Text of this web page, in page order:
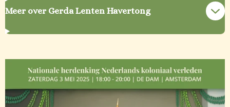
Meer over Gerda Lenten Havertong